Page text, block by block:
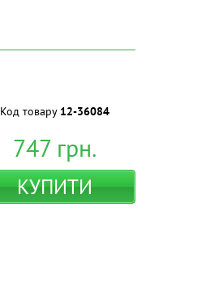
Код товару 12-36084
747грн.
КУПИТИ